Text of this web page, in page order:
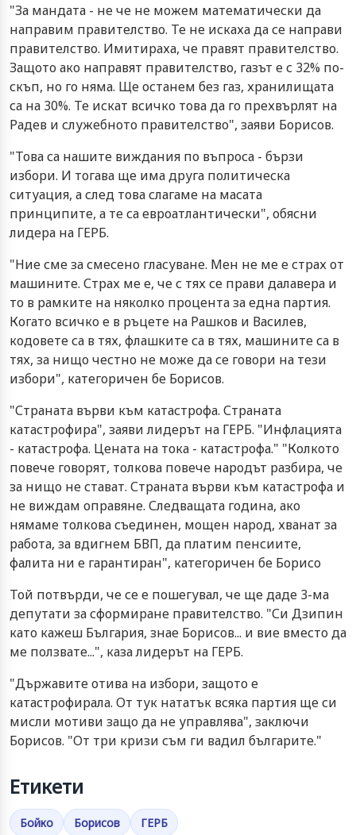
"За мандата - не че не можем математически да
направим правителство. Те не искаха да се направи
правителство. Имитираха, че правят правителство.
Защото ако направят правителство, газът е с 32% по-
скъп, но го няма. Ще останем без газ, хранилищата
са на 30%. Те искат всичко това да го прехвърлят на
Радев и служебното правителство", заяви Борисов.
"Това са нашите виждания по въпроса - бързи
избори. И тогава ще има друга политическа
ситуация, а след това слагаме на масата
принципите, а те са евроатлантически", обясни
лидера на ГЕРБ.
"Ние сме за смесено гласуване. Мен не ме е страх от
машините. Страх ме е, че с тях се прави далавера и
то в рамките на няколко процента за една партия.
Когато всичко е в ръцете на Рашков и Василев,
кодовете са в тях, флашките са в тях, машините са в
тях, за нищо честно не може да се говори на тези
избори", категоричен бе Борисов.
"Страната върви към катастрофа. Страната
катастрофира", заяви лидерът на ГЕРБ. "Инфлацията
- катастрофа. Цената на тока - катастрофа." "Колкото
повече говорят, толкова повече народът разбира, че
за нищо не стават. Страната върви към катастрофа и
не виждам оправяне. Следващата година, ако
нямаме толкова съединен, мощен народ, хванат за
работа, за вдигнем БВП, да платим пенсиите,
фалита ни е гарантиран", категоричен бе Борисо
Той потвърди, че се е пошегувал, че ще даде 3-ма
депутати за сформиране правителство. "Си Дзипин
като кажеш България, знае Борисов... и вие вместо да
ме ползвате...", каза лидерът на ГЕРБ.
"Държавите отива на избори, защото е
катастрофирала. От тук нататък всяка партия ще си
мисли мотиви защо да не управлява", заключи
Борисов. "От три кризи съм ги вадил българите."
Етикети
Бойко Борисов ГЕРБ